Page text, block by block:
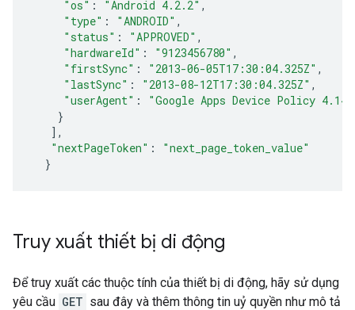
"os" : "Android 4.2.2" ,
"type" : "ANDROID" ,
"status" : "APPROVED" ,
"hardwareId" : "9123456780" ,
"firstSync" : "2013-06-05T17:30:04.325Z" ,
"lastSync" : "2013-08-12T17:30:04.325Z" ,
"userAgent" : "Google Apps Device Policy 4.14"
}
],
"nextPageToken" :
"next_page_token_value"
}
Truy xuất thiết bị di động
Để truy xuất các thuộc tính của thiết bị di động, hãy sử dụng
yêu cầu GET sau đây và thêm thông tin uỷ quyền như mô tả